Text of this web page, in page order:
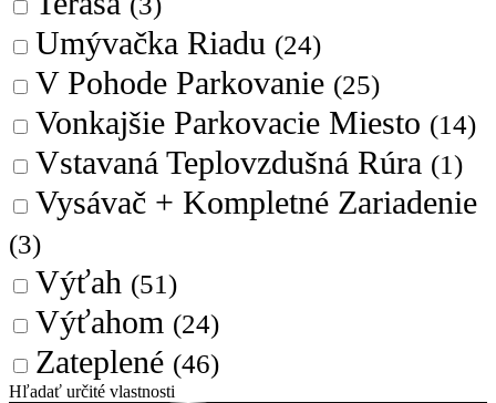
Umývačka Riadu (24)
V Pohode Parkovanie (25)
Vonkajšie Parkovacie Miesto (14)
Vstavaná Teplovzdušná Rúra (1)
Vysávač + Kompletné Zariadenie
(3)
Výťah (51)
Výťahom (24)
Zateplené (46)
Hľadať určité vlastnosti